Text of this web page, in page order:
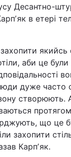
Наука
Лайт
Туризм
Десантно-
в етері
якийсь
аби це
дуже часто
створюють.
що це
захопити
Карпʼяк.